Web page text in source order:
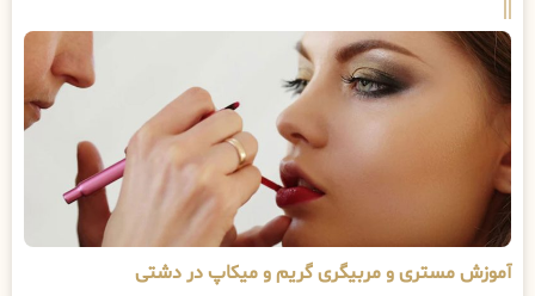
آموزش مستری و مربیگری گریم و میکاپ در دشتی